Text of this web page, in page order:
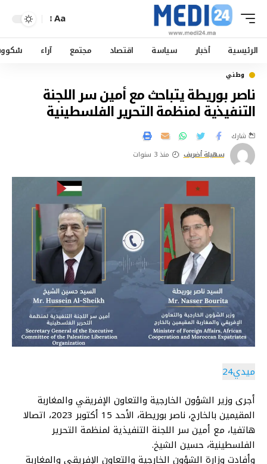
Aa
الرئيسية أخبار سياسة اقتصاد مجتمع آراء
وطني
ناصر بوريطة يتباحث مع أمين سر اللجنة
التنفيذية لمنظمة التحرير الفلسطينية
سهيلة أضريف منذ 3 سنوات
شارك
ميدي24
أجرى وزير الشؤون الخارجية والتعاون الإفريقي والمغاربة
المقيمين بالخارج، ناصر بوريطة، الأحد 15 أكتوبر 2023، اتصالا
هاتفيا، مع أمين سر اللجنة التنفيذية لمنظمة التحرير
الفلسطينية، حسين الشيخ.
وأفادت وزارة الشؤون الخارجية والتعاون الإفريقي والمغاربة